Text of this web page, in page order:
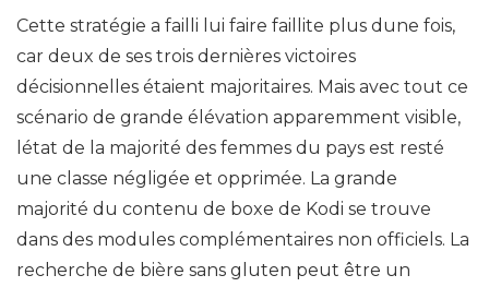
Cette stratégie a failli lui faire faillite plus dune fois,
car deux de ses trois dernières victoires
décisionnelles étaient majoritaires. Mais avec tout ce
scénario de grande élévation apparemment visible,
létat de la majorité des femmes du pays est resté
une classe négligée et opprimée. La grande
majorité du contenu de boxe de Kodi se trouve
dans des modules complémentaires non officiels. La
recherche de bière sans gluten peut être un